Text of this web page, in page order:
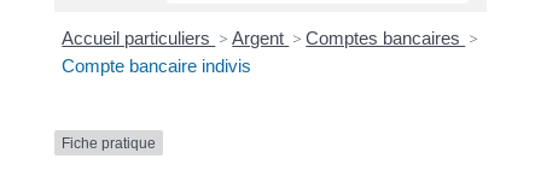
Accueil particuliers > Argent > Comptes bancaires >
Compte bancaire indivis
Fiche pratique